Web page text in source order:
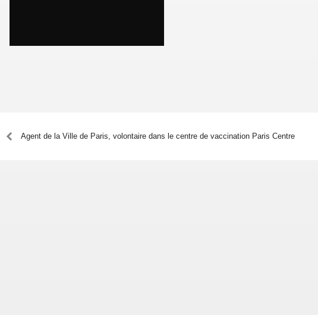
Agent de la Ville de Paris, volontaire dans le centre de vaccination Paris Centre